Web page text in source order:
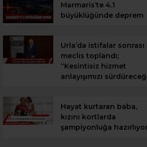
Marmaris’te 4.1
büyüklüğünde deprem
Urla’da istifalar sonrası
meclis toplandı;
“Kesintisiz hizmet
anlayışımızı
Hayat kurtaran baba,
kızını kortlarda
şampiyonluğa